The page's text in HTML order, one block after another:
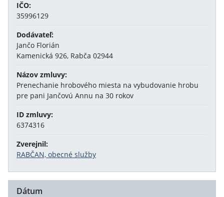
IČO:
35996129
Dodávateľ:
Jančo Florián
Kamenická 926, Rabča 02944
Názov zmluvy:
Prenechanie hrobového miesta na vybudovanie hrobu
pre pani Jančovú Annu na 30 rokov
ID zmluvy:
6374316
Zverejnil:
RABČAN, obecné služby
Dátum